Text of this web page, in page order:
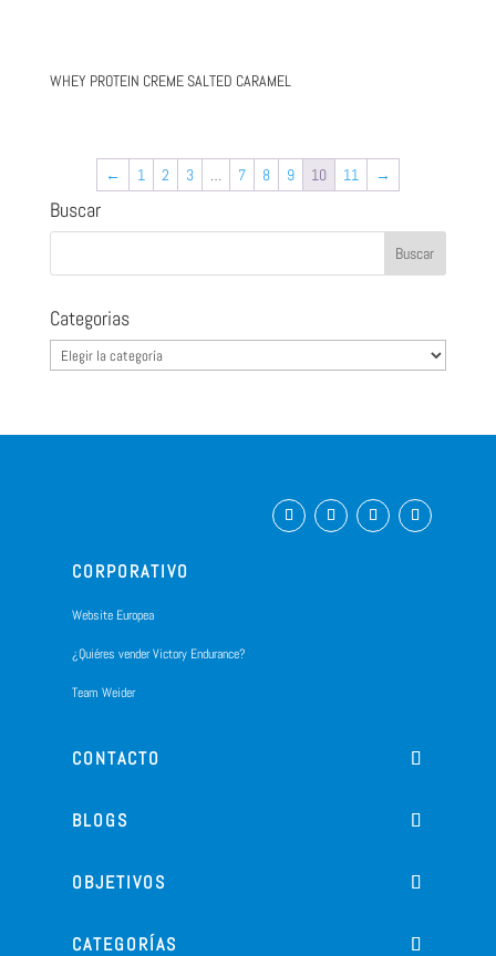
WHEY PROTEIN CREME SALTED CARAMEL
← 1 2 3 … 7 8 9 10 11 →
Buscar
Categorias
Categorias
CORPORATIVO
Website Europea
¿Quiéres vender Victory Endurance?
Team Weider
CONTACTO
BLOGS
OBJETIVOS
CATEGORÍAS